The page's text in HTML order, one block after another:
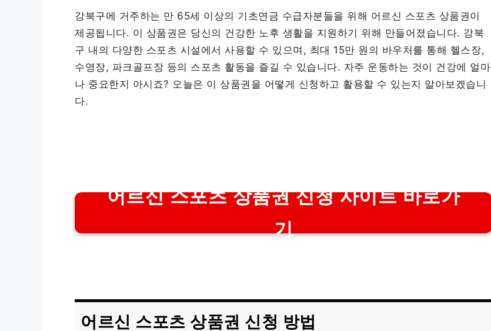
강북구에 거주하는 만 65세 이상의 기초연금 수급자분들을 위해 어르신 스포츠 상품권이
제공됩니다. 이 상품권은 당신의 건강한 노후 생활을 지원하기 위해 만들어졌습니다. 강북
구 내의 다양한 스포츠 시설에서 사용할 수 있으며, 최대 15만 원의 바우처를 통해 헬스장,
수영장, 파크골프장 등의 스포츠 활동을 즐길 수 있습니다. 자주 운동하는 것이 건강에 얼마
나 중요한지 아시죠? 오늘은 이 상품권을 어떻게 신청하고 활용할 수 있는지 알아보겠습니
다.
어르신 스포츠 상품권 신청 사이트 바로가
기
어르신 스포츠 상품권 신청 방법